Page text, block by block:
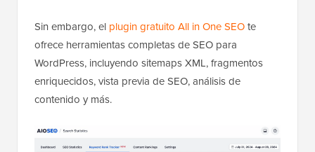
Sin embargo, el plugin gratuito All in One SEOte
ofrece herramientas completas de SEO para
WordPress, incluyendo sitemaps XML, fragmentos
enriquecidos, vista previa de SEO, análisis de
contenido y más.